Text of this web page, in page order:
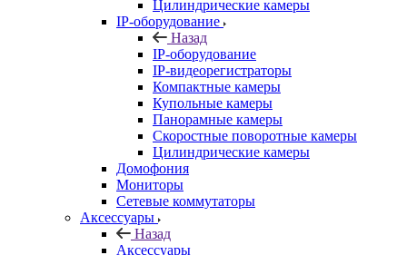
Цилиндрические камеры
IP-оборудование
Назад
IP-оборудование
IP-видеорегистраторы
Компактные камеры
Купольные камеры
Панорамные камеры
Скоростные поворотные камеры
Цилиндрические камеры
Домофония
Мониторы
Сетевые коммутаторы
Аксессуары
Назад
Аксессуары